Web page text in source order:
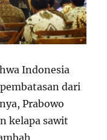
Indonesia
dari
Prabowo
kelapa sawit